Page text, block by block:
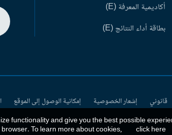
أكاديمية المعرفة (E)
بطاقة أداء النتائج (E)
قانوني إشعار الخصوصية إمكانية الوصول إلى الموقع
functionality and give you the best possible
To learn more about cookies, click here